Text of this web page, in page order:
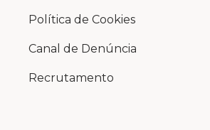
Política de Cookies
Canal de Denúncia
Recrutamento